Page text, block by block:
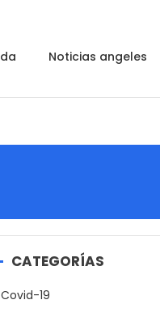
noticias angeles
CATEGORÍAS
Covid-19